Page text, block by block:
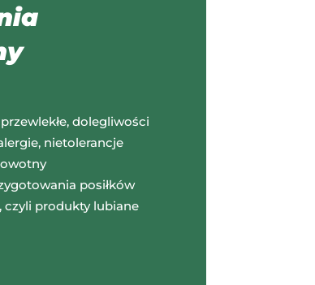
dolegliwości
nietolerancje
posiłków
czyli produkty lubiane